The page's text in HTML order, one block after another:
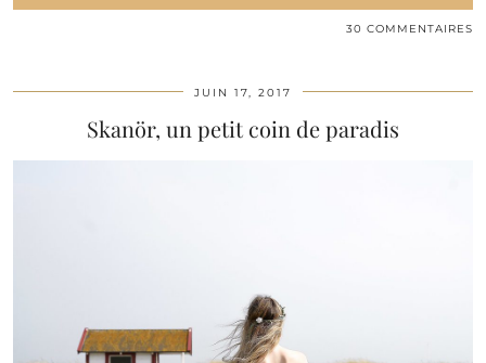
30 COMMENTAIRES
JUIN 17, 2017
Skanör, un petit coin de paradis